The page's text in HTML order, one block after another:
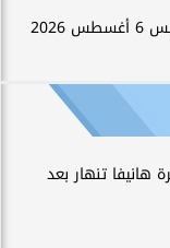
هانيفا تنهار بعد